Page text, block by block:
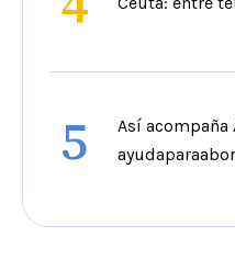
5
Así